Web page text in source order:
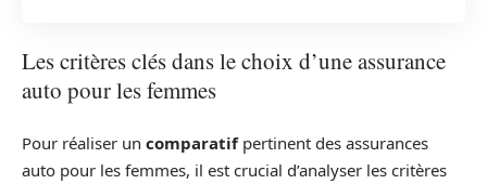
Les critères clés dans le choix d’une assurance
auto pour les femmes
Pour réaliser un comparatifpertinent des assurances
auto pour les femmes, il est crucial d’analyser les critères